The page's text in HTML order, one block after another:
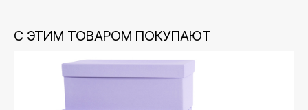
С ЭТИМ ТОВАРОМ ПОКУПАЮТ